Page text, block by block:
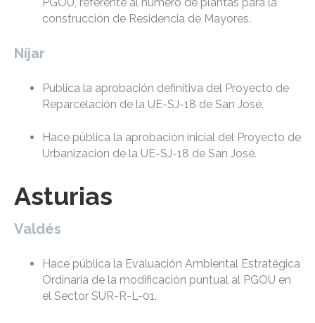
PGOU, referente al número de plantas para la
construcción de Residencia de Mayores.
Níjar
Publica la aprobación definitiva del Proyecto de
Reparcelación de la UE-SJ-18 de San José.
Hace pública la aprobación inicial del Proyecto de
Urbanización de la UE-SJ-18 de San José.
Asturias
Valdés
Hace pública la Evaluación Ambiental Estratégica
Ordinaria de la modificación puntual al PGOU en
el Sector SUR-R-L-01.